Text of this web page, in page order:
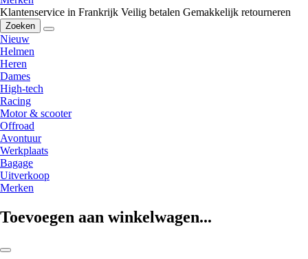
Klantenservice in Frankrijk Veilig betalen Gemakkelijk retourneren
Zoeken
Nieuw
Helmen
Heren
Dames
High-tech
Racing
Motor & scooter
Offroad
Avontuur
Werkplaats
Bagage
Uitverkoop
Merken
Toevoegen aan winkelwagen...